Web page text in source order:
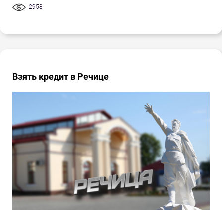
2958
Взять кредит в Речице